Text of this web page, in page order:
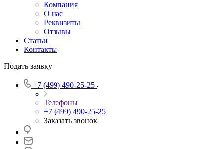
Компания
О нас
Реквизиты
Отзывы
Статьи
Контакты
Подать заявку
+7 (499) 490-25-25
Телефоны
+7 (499) 490-25-25
Заказать звонок